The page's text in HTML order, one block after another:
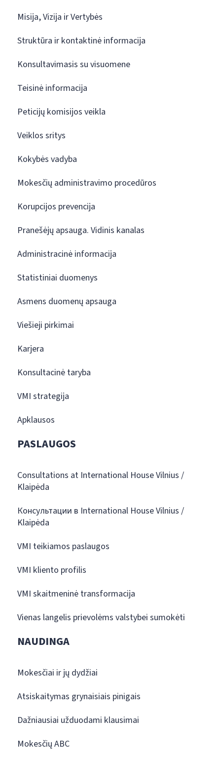
Misija, Vizija ir Vertybės
Struktūra ir kontaktinė informacija
Konsultavimasis su visuomene
Teisinė informacija
Peticijų komisijos veikla
Veiklos sritys
Kokybės vadyba
Mokesčių administravimo procedūros
Korupcijos prevencija
Pranešėjų apsauga. Vidinis kanalas
Administracinė informacija
Statistiniai duomenys
Asmens duomenų apsauga
Viešieji pirkimai
Karjera
Konsultacinė taryba
VMI strategija
Apklausos
PASLAUGOS
Consultations at International House Vilnius /
Klaipėda
Консультации в International House Vilnius /
Klaipėda
VMI teikiamos paslaugos
VMI kliento profilis
VMI skaitmeninė transformacija
Vienas langelis prievolėms valstybei sumokėti
NAUDINGA
Mokesčiai ir jų dydžiai
Atsiskaitymas grynaisiais pinigais
Dažniausiai užduodami klausimai
Mokesčių ABC